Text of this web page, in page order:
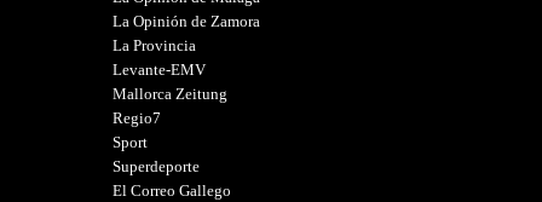
La Opinión de Zamora
La Provincia
Levante-EMV
Mallorca Zeitung
Regio7
Sport
Superdeporte
El Correo Gallego